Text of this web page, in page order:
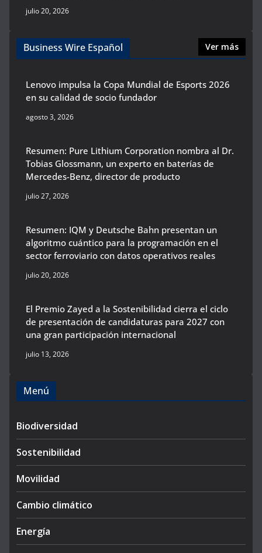
julio 20, 2026
Business Wire Español Ver más
Lenovo impulsa la Copa Mundial de Esports 2026
en su calidad de socio fundador
agosto 3, 2026
Resumen: Pure Lithium Corporation nombra al Dr.
Tobias Glossmann, un experto en baterías de
Mercedes-Benz, director de producto
julio 27, 2026
Resumen: IQM y Deutsche Bahn presentan un
algoritmo cuántico para la programación en el
sector ferroviario con datos operativos reales
julio 20, 2026
El Premio Zayed a la Sostenibilidad cierra el ciclo
de presentación de candidaturas para 2027 con
una gran participación internacional
julio 13, 2026
Menú
Biodiversidad
Sostenibilidad
Movilidad
Cambio climático
Energía